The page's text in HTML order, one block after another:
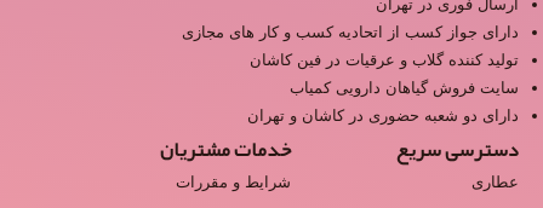
ارسال فوری در تهران
دارای جواز کسب از اتحادیه کسب و کار های مجازی
تولید کننده گلاب و عرقیات در فین کاشان
سایت فروش گیاهان دارویی کمیاب
دارای دو شعبه حضوری در کاشان و تهران
دسترسی سریع
عطاری
خدمات مشتریان
شرایط و مقررات